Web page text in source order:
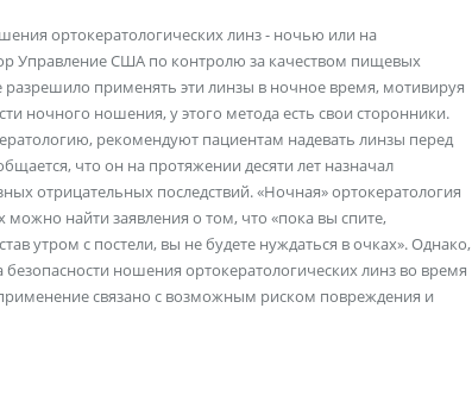
ортокератологических линз - ночью или на
Управление США по контролю за качеством пищевых
разрешило применять эти линзы в ночное время, мотивируя
ночного ношения, у этого метода есть свои сторонники.
рекомендуют пациентам надевать линзы перед
что он на протяжении десяти лет назначал
отрицательных последствий. «Ночная» ортокератология
можно найти заявления о том, что «пока вы спите,
утром с постели, вы не будете нуждаться в очках». Однако,
ношения ортокератологических линз во время
связано с возможным риском повреждения и